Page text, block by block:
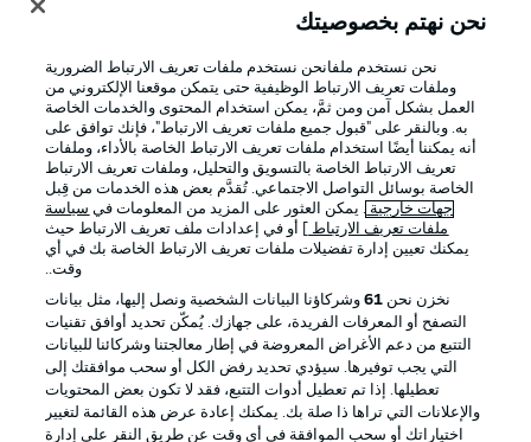
الإعلانات الإخطارات القانونية
شروط الاستخدام القنوات الناقلة
الوظائف جهة النشر
تواصل معنا اللاعبون
نحن نهتم بخصوصيتك
نحن نستخدم ملفانحن نستخدم ملفات تعريف الارتباط الضرورية
وملفات تعريف الارتباط الوظيفية حتى يتمكن موقعنا الإلكتروني من
العمل بشكل آمن ومن ثمَّ، يمكن استخدام المحتوى والخدمات الخاصة
به. وبالنقر على "قبول جميع ملفات تعريف الارتباط"، فإنك توافق على
أنه يمكننا أيضًا استخدام ملفات تعريف الارتباط الخاصة بالأداء، وملفات
تعريف الارتباط الخاصة بالتسويق والتحليل، وملفات تعريف الارتباط
الخاصة بوسائل التواصل الاجتماعي. تُقدَّم بعض هذه الخدمات من قِبل
جهات خارجية . يمكن العثور على المزيد من المعلومات في سياسة
ملفات تعريف الارتباط
] أو في إعدادات ملف تعريف الارتباط حيث
يمكنك تعيين إدارة تفضيلات ملفات تعريف الارتباط الخاصة بك في أي
وقت..
نخزن نحن 61وشركاؤنا البيانات الشخصية ونصل إليها، مثل بيانات
التصفح أو المعرفات الفريدة، على جهازك. يُمكّن تحديد أوافق تقنيات
التتبع من دعم الأغراض المعروضة في إطار معالجتنا وشركائنا للبيانات
التي يجب توفيرها. سيؤدي تحديد رفض الكل أو سحب موافقتك إلى
تعطيلها. إذا تم تعطيل أدوات التتبع، فقد لا تكون بعض المحتويات
والإعلانات التي تراها ذا صلة بك. يمكنك إعادة عرض هذه القائمة لتغيير
اختياراتك أو سحب الموافقة في أي وقت عن طريق النقر على إدارة